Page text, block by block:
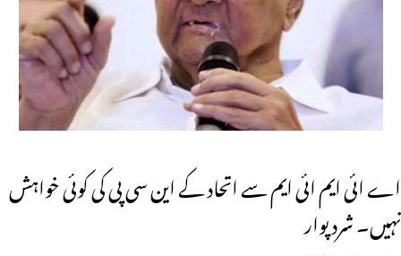
اے ائی ایم ائی ایم سے اتحاد کے این سی پی کی کوئی خواہش
نہیں۔ شرد پوار